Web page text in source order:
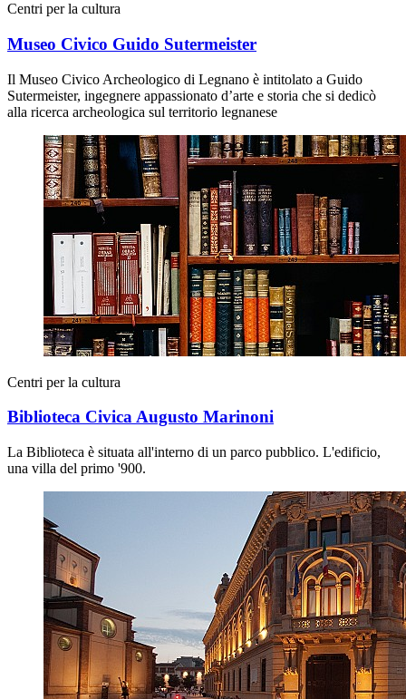
Centri per la cultura
Museo Civico Guido Sutermeister
Il Museo Civico Archeologico di Legnano è intitolato a Guido
Sutermeister, ingegnere appassionato d’arte e storia che si dedicò
alla ricerca archeologica sul territorio legnanese
Centri per la cultura
Biblioteca Civica Augusto Marinoni
La Biblioteca è situata all'interno di un parco pubblico. L'edificio,
una villa del primo '900.